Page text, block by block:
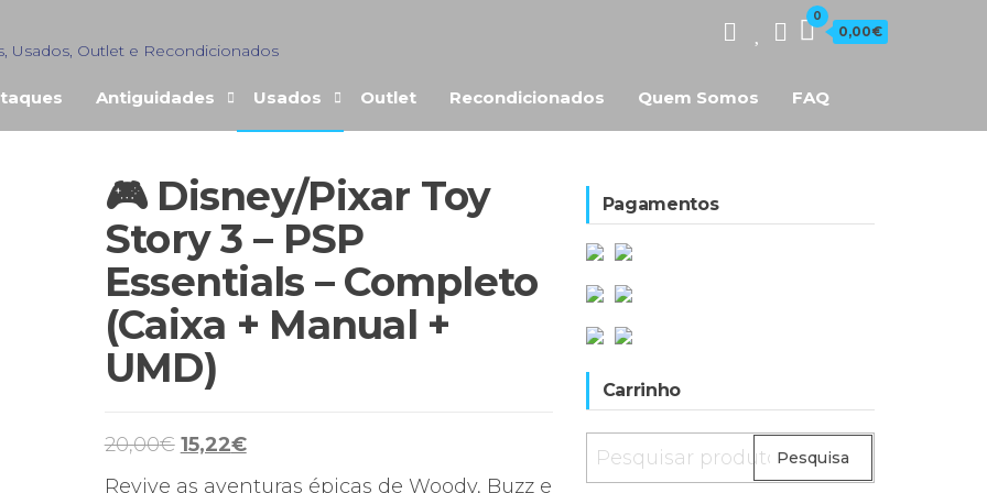
Usados, Outlet e Recondicionados
0
0,00€
Antiguidades Usados Outlet Recondicionados Quem Somos FAQ
🎮 Disney/Pixar Toy
Story 3 – PSP
Essentials – Completo
(Caixa + Manual +
UMD)
20,00€ O
15,22€O
preço
Revive as aventuras épicas de Woody, Buzz e
Pagamentos
Carrinho
Pesquisar
por:
Pesquisa